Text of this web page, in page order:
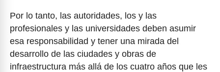
Por lo tanto, las autoridades, los y las
profesionales y las universidades deben asumir
esa responsabilidad y tener una mirada del
desarrollo de las ciudades y obras de
infraestructura más allá de los cuatro años que les